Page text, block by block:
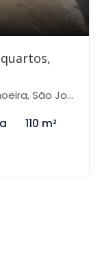
quartos,
da Lapa-MG
110 m²